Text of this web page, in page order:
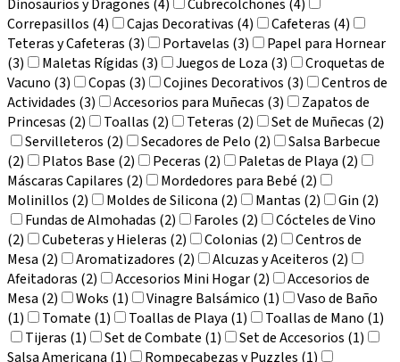
Dinosaurios y Dragones (4)
Cubrecolchones (4)
Correpasillos (4)
Cajas Decorativas (4)
Cafeteras (4)
Teteras y Cafeteras (3)
Portavelas (3)
Papel para Hornear
(3)
Maletas Rígidas (3) Juegos de Loza (3)
Croquetas de
Vacuno (3)
Copas (3) Cojines Decorativos (3)
Centros de
Actividades (3)
Accesorios para Muñecas (3)
Zapatos de
Princesas (2)
Toallas (2) Teteras (2)
Set de Muñecas (2)
Servilleteros (2)
Secadores de Pelo (2)
Salsa Barbecue
(2)
Platos Base (2) Peceras (2)
Paletas de Playa (2)
Máscaras Capilares (2)
Mordedores para Bebé (2)
Molinillos (2)
Moldes de Silicona (2) Mantas (2)
Gin (2)
Fundas de Almohadas (2)
Faroles (2)
Cócteles de Vino
(2)
Cubeteras y Hieleras (2) Colonias (2)
Centros de
Mesa (2)
Aromatizadores (2)
Alcuzas y Aceiteros (2)
Afeitadoras (2)
Accesorios Mini Hogar (2)
Accesorios de
Mesa (2)
Woks (1) Vinagre Balsámico (1)
Vaso de Baño
(1)
Tomate (1) Toallas de Playa (1)
Toallas de Mano (1)
Tijeras (1)
Set de Combate (1)
Set de Accesorios (1)
Salsa Americana (1)
Rompecabezas y Puzzles (1)